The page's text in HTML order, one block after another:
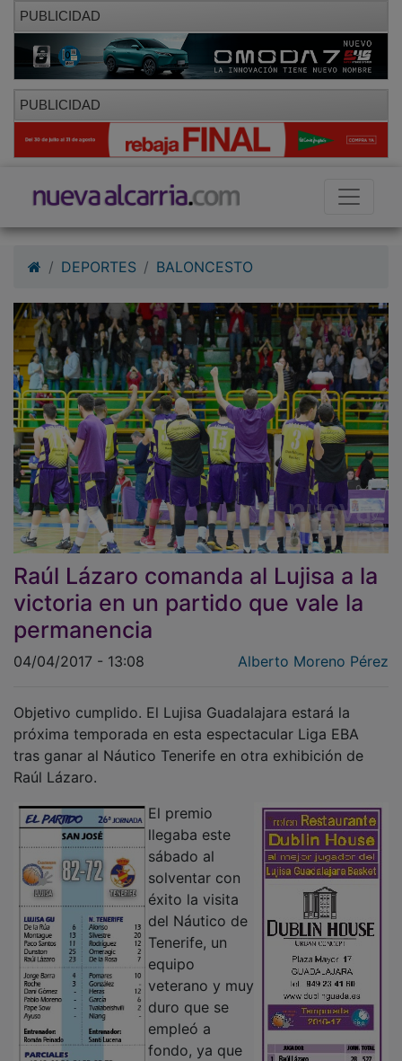
PUBLICIDAD
PUBLICIDAD
Raúl Lázaro comanda al Lujisa a la
victoria en un partido que vale la
permanencia
04/04/2017 - 13:08
próxima temporada en esta espectacular Liga EBA
tras ganar al Náutico Tenerife en otra exhibición de
Raúl Lázaro.
llegaba este
sábado al
solventar con
éxito la visita
del Náutico de
Tenerife, un
equipo
veterano y muy
duro que se
empleó a
fondo, ya que